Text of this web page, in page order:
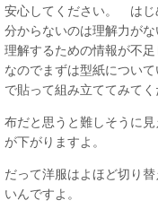
安心してください。 はじ
分からないのは理解力が
理解するための情報が不足
なのでまずは型紙につい
で貼って組み立ててみてく
布だと思うと難しそうに
が下がりますよ。
だって洋服はよほど切り
いんですよ。